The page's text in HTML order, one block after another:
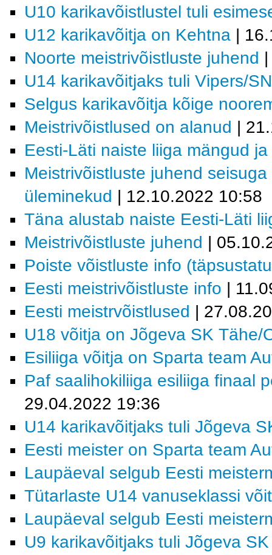
U10 karikavõistlustel tuli
U12 karikavõitja on Kehtna |
Noorte meistrivõistluste juhend
U14 karikavõitjaks tuli Vipers/
Selgus karikavõitja kõige
Meistrivõistlused on alanud |
Eesti-Läti naiste liiga mängud
Meistrivõistluste juhend
üleminekud | 12.10.2022 10:58
Täna alustab naiste Eesti-Läti
Meistrivõistluste juhend |
Poiste võistluste info
Eesti meistrivõistluste info |
Eesti meistrvõistlused |
U18 võitja on Jõgeva SK Tähe/
Esiliiga võitja on Sparta team
Paf saalihokiliiga esiliiga finaal
29.04.2022 19:36
U14 karikavõitjaks tuli Jõgeva
Eesti meister on Sparta team
Laupäeval selgub Eesti
Tütarlaste U14 vanuseklassi
Laupäeval selgub Eesti
U9 karikavõitjaks tuli Jõgeva